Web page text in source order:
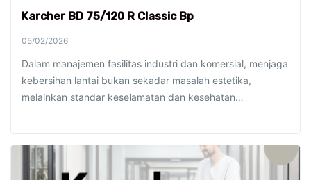
Karcher BD 75/120 R Classic Bp
05/02/2026
Dalam manajemen fasilitas industri dan komersial, menjaga
kebersihan lantai bukan sekadar masalah estetika,
melainkan standar keselamatan dan kesehatan…